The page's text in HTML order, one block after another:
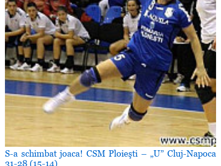
S-a schimbat joaca! CSM Ploieşti – „U” Cluj-Napoca
31-28 (15-14)